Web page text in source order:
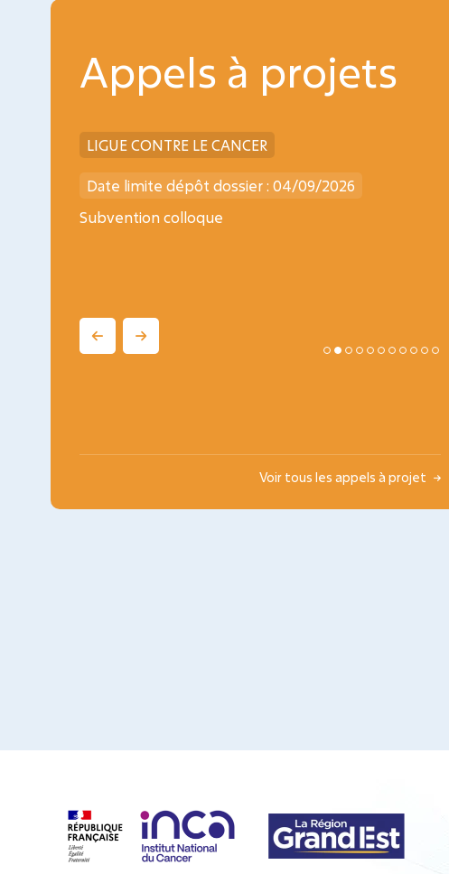
Appels à projets
LIGUE CONTRE LE CANCER
Date limite dépôt dossier : 04/09/2026
Subvention colloque
Voir tous les appels à projet